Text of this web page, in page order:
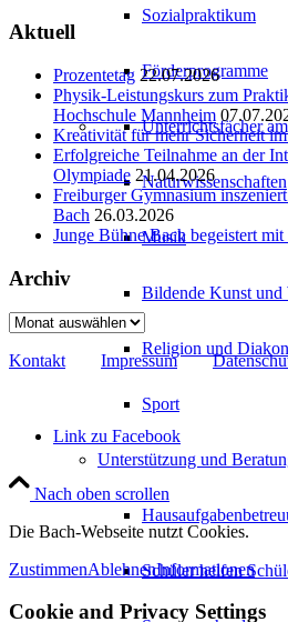
Sozialpraktikum
Förderprogramme
Unterrichtsfächer
Naturwissenschaften
Musik
Bildende Kunst und
Religion und
Sport
Unterstützung und
Schüler helfen
Aktuell
Prozentetag 22.07.2026
Physik-Leistungskurs zum
Hochschule Mannheim
Kreativität für mehr Sicherheit
Erfolgreiche Teilnahme an der
Olympiade 21.04.2026
Freiburger Gymnasium
Bach 26.03.2026
Junge Bühne Bach begeistert
Archiv
Archiv
Kontakt Impressum
Link zu Facebook
Nach oben scrollen
Die Bach-Webseite nutzt Cookies.
ZustimmenAblehnenInformationen
Cookie and Privacy Settings